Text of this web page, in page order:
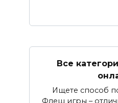
Все
Ищете способ
Флеш игры –